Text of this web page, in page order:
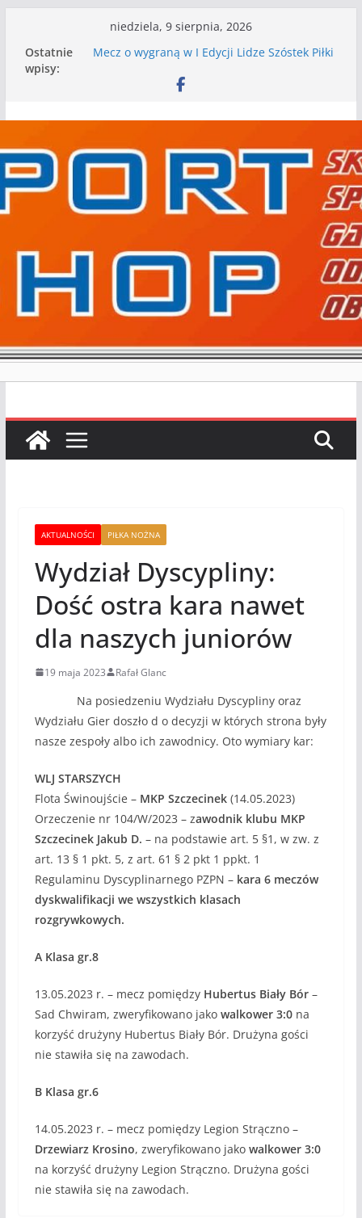
treści
niedziela, 9 sierpnia, 2026
Ostatnie
wpisy:
Mecz o wygraną w I Edycji Lidze Szóstek Piłki
Nasze piłkarskie zespoły w toku przygotowań
Kolejne gry kontrolne naszych piłkarskich
WKS wygrywa pierwszą edycję Ligi Szóstek w
Gwdzie Wielkiej
I mamy kolejne gry kontrolne, piłkarskie
granie przed nami
AKTUALNOŚCI PIŁKA NOŻNA
Wydział Dyscypliny:
Dość ostra kara nawet
dla naszych juniorów
19 maja 2023 Rafał Glanc
Na posiedzeniu Wydziału Dyscypliny oraz
Wydziału Gier doszło d o decyzji w których strona były
nasze zespoły albo ich zawodnicy. Oto wymiary kar:
WLJ STARSZYCH
Flota Świnoujście – MKP Szczecinek(14.05.2023)
Orzeczenie nr 104/W/2023 – zawodnik klubu MKP
Szczecinek Jakub D. – na podstawie art. 5 §1, w zw. z
art. 13 § 1 pkt. 5, z art. 61 § 2 pkt 1 ppkt. 1
Regulaminu Dyscyplinarnego PZPN – kara 6 meczów
dyskwalifikacji we wszystkich klasach
rozgrywkowych.
A Klasa gr.8
13.05.2023 r. – mecz pomiędzy Hubertus Biały Bór–
Sad Chwiram, zweryfikowano jako walkower 3:0na
korzyść drużyny Hubertus Biały Bór. Drużyna gości
nie stawiła się na zawodach.
B Klasa gr.6
14.05.2023 r. – mecz pomiędzy Legion Strączno –
Drzewiarz Krosino, zweryfikowano jako walkower 3:0
na korzyść drużyny Legion Strączno. Drużyna gości
nie stawiła się na zawodach.